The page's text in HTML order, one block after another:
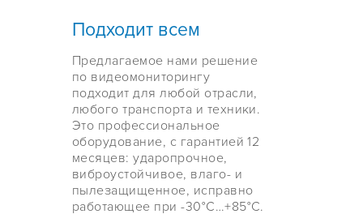
Подходит всем
Предлагаемое нами решение
по видеомониторингу
подходит для любой отрасли,
любого транспорта и техники.
Это профессиональное
оборудование, с гарантией 12
месяцев: ударопрочное,
виброустойчивое, влаго- и
пылезащищенное, исправно
работающее при -30°C…+85°С.